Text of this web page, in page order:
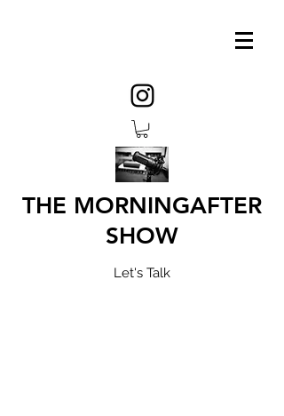
THE MORNINGAFTER
SHOW
Let's Talk